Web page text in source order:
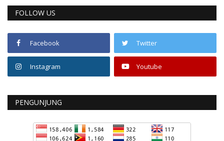
FOLLOW US
Facebook Twitter
Instagram Youtube
PENGUNJUNG